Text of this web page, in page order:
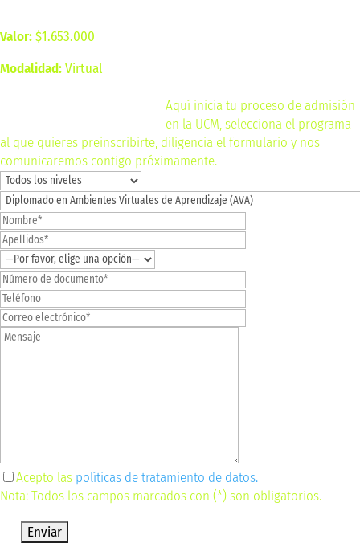
Valor:$1.653.000
Modalidad:Virtual
Aquí inicia tu proceso de admisión
en la UCM, selecciona el programa
al que quieres preinscribirte, diligencia el formulario y nos
comunicaremos contigo próximamente.
Acepto las políticas de tratamiento de datos.
Nota: Todos los campos marcados con (*) son obligatorios.
favor,